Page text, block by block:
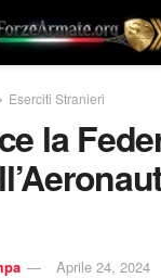
Eserciti Stranieri
la
Aprile 24, 2024